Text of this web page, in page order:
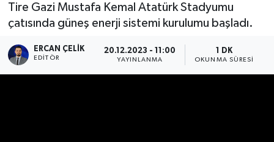
Tire Gazi Mustafa Kemal Atatürk Stadyumu
çatısında güneş enerji sistemi kurulumu başladı.
ERCAN ÇELIK
EDITÖR
20.12.2023 - 11:00
YAYINLANMA
1 DK
OKUNMA SÜRESI
Tüm Manşetler
Son Dakika Haberleri